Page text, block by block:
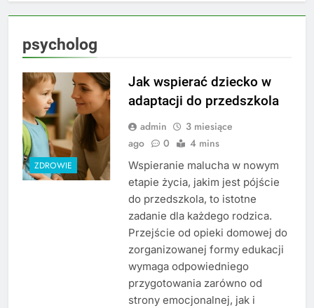
psycholog
ZDROWIE
Jak wspierać dziecko w
adaptacji do przedszkola
admin
3 miesiące
ago
0 4 mins
Wspieranie malucha w nowym
etapie życia, jakim jest pójście
do przedszkola, to istotne
zadanie dla każdego rodzica.
Przejście od opieki domowej do
zorganizowanej formy edukacji
wymaga odpowiedniego
przygotowania zarówno od
strony emocjonalnej, jak i